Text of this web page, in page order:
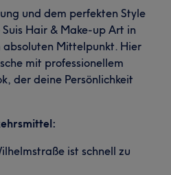
11 Kompetent 10
und dem perfekten Style
Hair & Make-up Art in
absoluten Mittelpunkt. Hier
mit professionellem
der deine Persönlichkeit
ist schnell zu